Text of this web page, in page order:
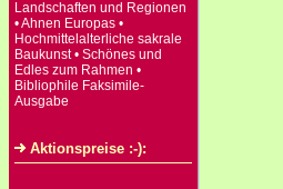
Landschaften und Regionen
• Ahnen Europas •
Hochmittelalterliche sakrale
Baukunst • Schönes und
Edles zum Rahmen •
Bibliophile Faksimile-
Ausgabe
Aktionspreise :-):